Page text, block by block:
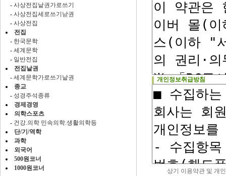
- 사상전집낱권가로쓰기
- 사상전집세로쓰기낟권
- 사상전집
전집
- 한국문학
- 세계문학
- 일반전집
전집낱권
- 세계문학가로쓰기낱권
종교
- 성경주석종류
경제경영
의학스포츠
- 건강.의학 민속의학.생활의학등
단/기/역학
과학
외국어
500원코너
1000원코너
개인정보취급방침
상기 이용약관 및 개